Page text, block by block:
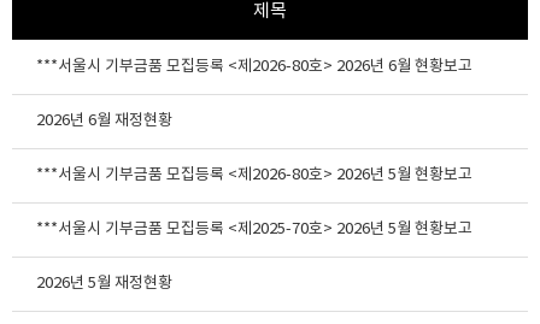
제목
***서울시 기부금품 모집등록 <제2026-80호> 2026년 6월 현황보고
2026년 6월 재정현황
***서울시 기부금품 모집등록 <제2026-80호> 2026년 5월 현황보고
***서울시 기부금품 모집등록 <제2025-70호> 2026년 5월 현황보고
2026년 5월 재정현황